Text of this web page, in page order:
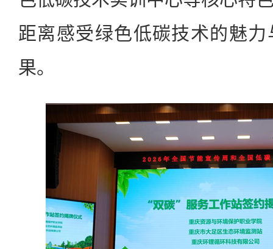
距离感受绿色低碳技术的魅
果。